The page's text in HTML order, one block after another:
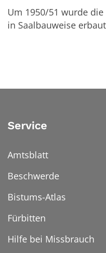
Um 1950/51 wurde
in Saalbauweise
Service
Amtsblatt
Beschwerde
Bistums-Atlas
Fürbitten
Hilfe bei Missbrauch